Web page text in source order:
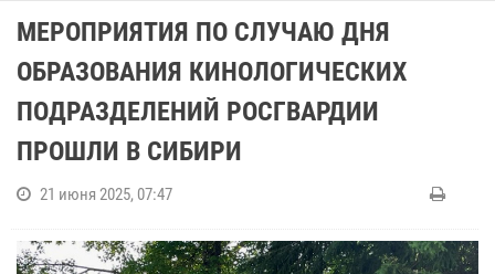
МЕРОПРИЯТИЯ ПО СЛУЧАЮ ДНЯ
ОБРАЗОВАНИЯ КИНОЛОГИЧЕСКИХ
ПОДРАЗДЕЛЕНИЙ РОСГВАРДИИ
ПРОШЛИ В СИБИРИ
21 июня 2025, 07:47